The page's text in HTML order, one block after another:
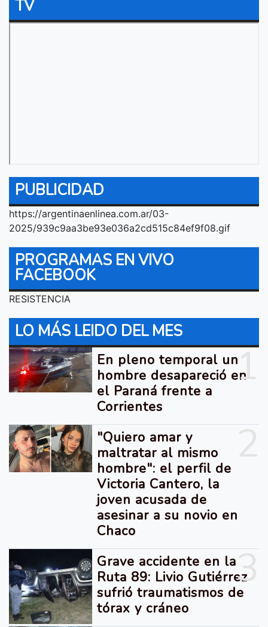
TV
PUBLICIDAD
https://argentinaenlinea.com.ar/03-
2025/939c9aa3be93e036a2cd515c84ef9f08.gif
PROGRAMAS EN VIVO
FACEBOOK
RESISTENCIA
LO MÁS LEIDO DEL MES
1
En pleno temporal un
hombre desapareció en
el Paraná frente a
Corrientes
"Quiero amar y
maltratar al mismo
hombre": el perfil de
Victoria Cantero, la
joven acusada de
asesinar a su novio en
Chaco
3
Grave accidente en la
Ruta 89: Livio Gutiérrez
sufrió traumatismos de
tórax y cráneo